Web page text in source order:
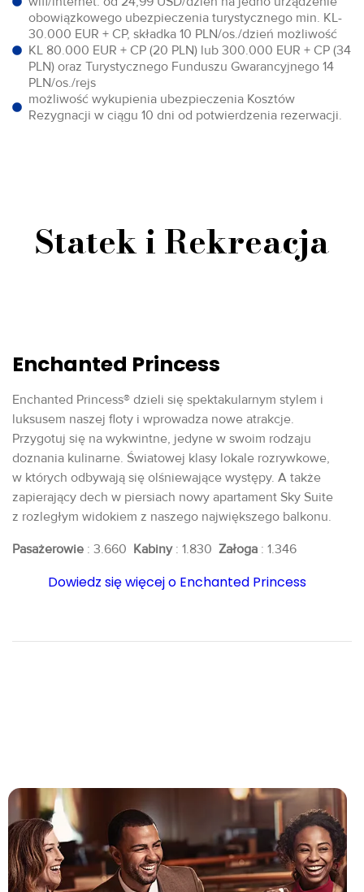
obowiązkowego ubezpieczenia turystycznego min. KL-
30.000 EUR + CP, składka 10 PLN/os./dzień możliwość
KL 80.000 EUR + CP (20 PLN) lub 300.000 EUR + CP (34
PLN) oraz Turystycznego Funduszu Gwarancyjnego 14
PLN/os./rejs
możliwość wykupienia ubezpieczenia Kosztów
Rezygnacji w ciągu 10 dni od potwierdzenia rezerwacji.
Statek i Rekreacja
Enchanted Princess
Enchanted Princess® dzieli się spektakularnym stylem i
luksusem naszej floty i wprowadza nowe atrakcje.
Przygotuj się na wykwintne, jedyne w swoim rodzaju
doznania kulinarne. Światowej klasy lokale rozrywkowe,
w których odbywają się olśniewające występy. A także
zapierający dech w piersiach nowy apartament Sky Suite
z rozległym widokiem z naszego największego balkonu.
Pasażerowie : 3.660 Kabiny: 1.830 Załoga : 1.346
Dowiedz się więcej o Enchanted Princess